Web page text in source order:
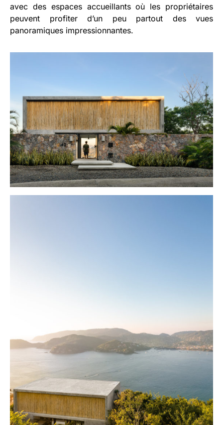
avec des espaces accueillants où les propriétaires
peuvent profiter d’un peu partout des vues
panoramiques impressionnantes.